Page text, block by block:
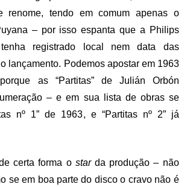
renome, tendo em comum apenas o
– por isso espanta que a Philips
registrado local nem data das
lançamento. Podemos apostar em 1963
as “Partitas” de Julián Orbón
– e em sua lista de obras se
nº 1” de 1963, e “Partitas nº 2” já
certa forma o starda produção – não
se em boa parte do disco o cravo não é